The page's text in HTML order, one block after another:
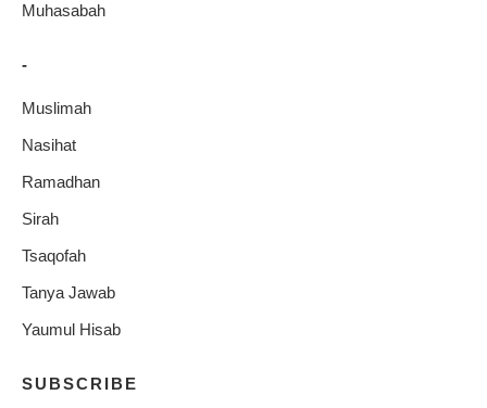
Muhasabah
-
Muslimah
Nasihat
Ramadhan
Sirah
Tsaqofah
Tanya Jawab
Yaumul Hisab
SUBSCRIBE